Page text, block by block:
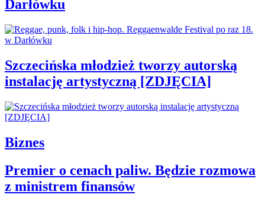
Darłówku
Szczecińska młodzież tworzy autorską
instalację artystyczną [ZDJĘCIA]
Biznes
Premier o cenach paliw. Będzie rozmowa
z ministrem finansów